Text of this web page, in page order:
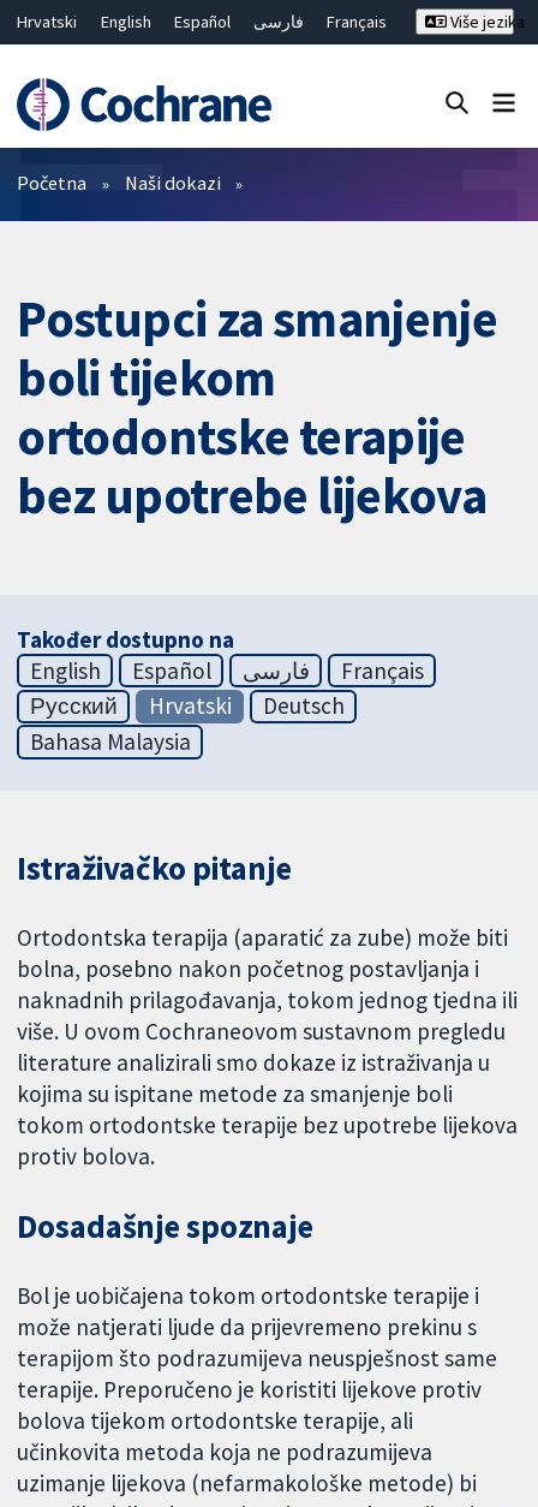
Hrvatski English Español فارسی
Français
繁體中文
简体中文
Više jezika
Prečistači
Početna Naši dokazi
Postupci za smanjenje
boli tijekom
ortodontske terapije
bez upotrebe lijekova
Također dostupno na
English
Español فارسی
Français
Русский
Hrvatski
Deutsch
Bahasa Malaysia
Istraživačko pitanje
Ortodontska terapija (aparatić za zube) može biti
bolna, posebno nakon početnog postavljanja i
naknadnih prilagođavanja, tokom jednog tjedna ili
više. U ovom Cochraneovom sustavnom pregledu
literature analizirali smo dokaze iz istraživanja u
kojima su ispitane metode za smanjenje boli
tokom ortodontske terapije bez upotrebe lijekova
protiv bolova.
Dosadašnje spoznaje
Bol je uobičajena tokom ortodontske terapije i
može natjerati ljude da prijevremeno prekinu s
terapijom što podrazumijeva neuspješnost same
terapije. Preporučeno je koristiti lijekove protiv
bolova tijekom ortodontske terapije, ali
učinkovita metoda koja ne podrazumijeva
uzimanje lijekova (nefarmakološke metode) bi